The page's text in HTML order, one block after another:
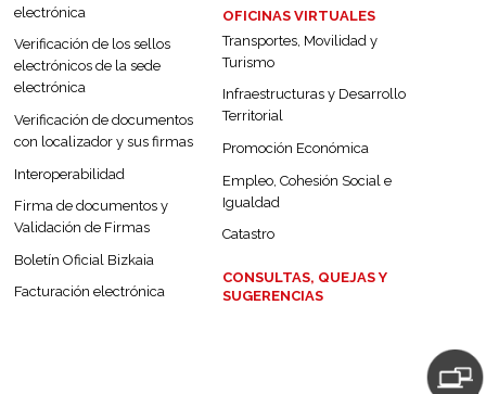
electrónica
Verificación de los sellos
electrónicos de la sede
electrónica
Verificación de documentos
con localizador y sus firmas
Interoperabilidad
Firma de documentos y
Validación de Firmas
Boletín Oficial Bizkaia
Facturación electrónica
OFICINAS VIRTUALES
Transportes, Movilidad y
Turismo
Infraestructuras y Desarrollo
Territorial
Promoción Económica
Empleo, Cohesión Social e
Igualdad
Catastro
CONSULTAS, QUEJAS Y
SUGERENCIAS